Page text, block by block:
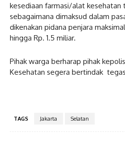
kesediaan farmasi/alat kesehatan
sebagaimana dimaksud dalam
dikenakan pidana penjara
hingga Rp. 1.5 miliar.
Pihak warga berharap pihak
Kesehatan segera bertindak
TAGS Jakarta Selatan